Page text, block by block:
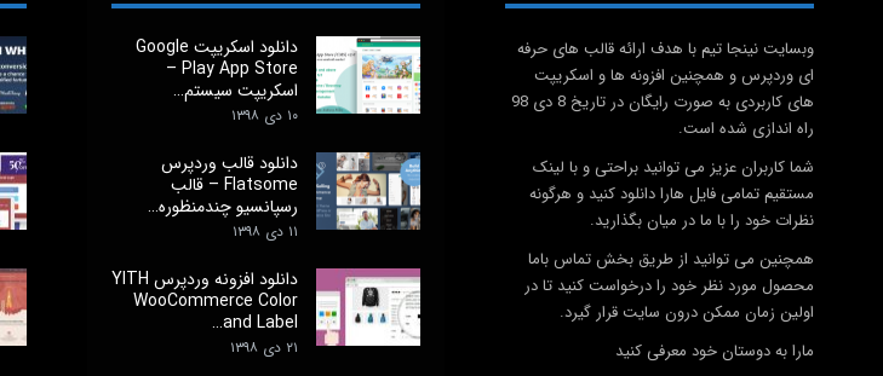
وبسایت نینجا تیم با هدف ارائه قالب های حرفه
ای وردپرس و همچنین افزونه ها و اسکریپت
های کاربردی به صورت رایگان در تاریخ 8 دی 98
راه اندازی شده است.
شما کاربران عزیز می توانید براحتی و با لینک
مستقیم تمامی فایل هارا دانلود کنید و هرگونه
نظرات خود را با ما در میان بگذارید.
همچنین می توانید از طریق بخش تماس باما
محصول مورد نظر خود را درخواست کنید تا در
اولین زمان ممکن درون سایت قرار گیرد.
مارا به دوستان خود معرفی کنید
دانلود اسکریپت Google
Play App Store –
اسکریپت سیستم…
۱۰ دی ۱۳۹۸
دانلود قالب وردپرس
Flatsome – قالب
رسپانسیو چندمنظوره…
۱۱ دی ۱۳۹۸
دانلود افزونه وردپرس YITH
WooCommerce Color
and Label…
۲۱ دی ۱۳۹۸